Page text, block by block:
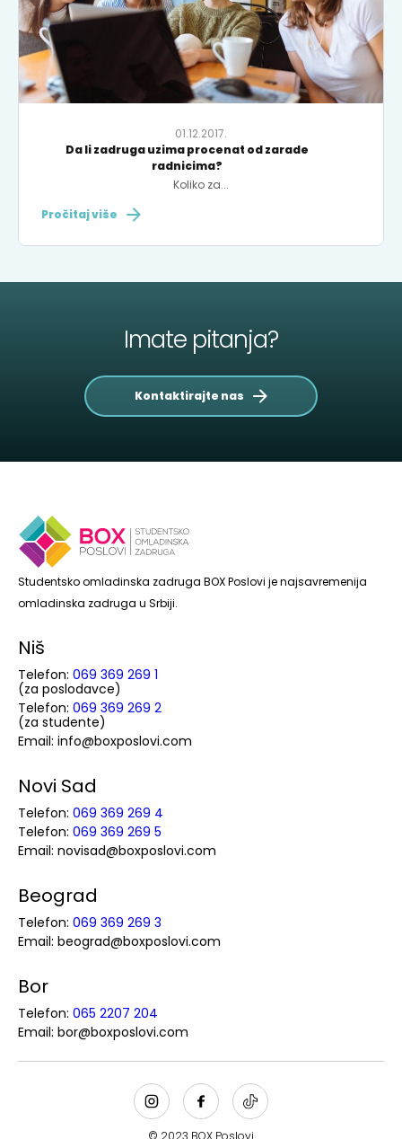
01.12.2017.
Da li zadruga uzima procenat od zarade
radnicima?
Koliko za...
Pročitaj više
Imate pitanja?
Kontaktirajte nas
Studentsko omladinska zadruga BOX Poslovi je najsavremenija
omladinska zadruga u Srbiji.
Niš
Telefon: 069 369 269 1
(za poslodavce)
Telefon: 069 369 269 2
(za studente)
Email: info@boxposlovi.com
Novi Sad
Telefon: 069 369 269 4
Telefon: 069 369 269 5
Email: novisad@boxposlovi.com
Beograd
Telefon: 069 369 269 3
Email: beograd@boxposlovi.com
Bor
Telefon: 065 2207 204
Email: bor@boxposlovi.com